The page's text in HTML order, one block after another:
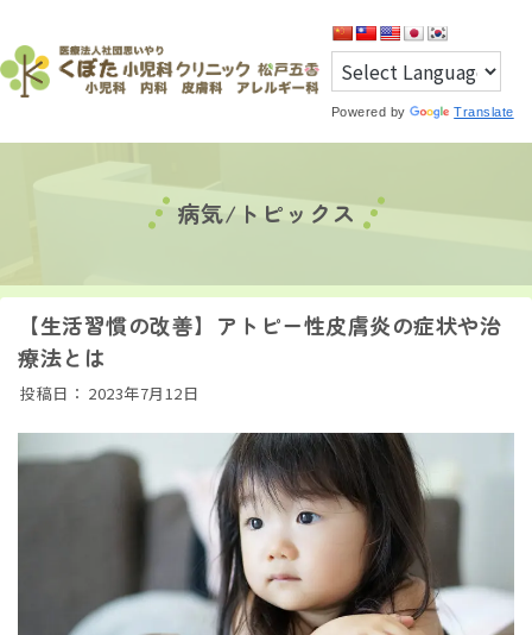
Powered by Translate
病気/トピックス
【生活習慣の改善】アトピー性皮膚炎の症状や治
療法とは
投稿日： 2023年7月12日